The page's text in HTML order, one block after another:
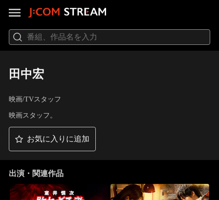
田中宏
映画/TVスタッフ
映画スタッフ。
お気に入りに追加
出演・関連作品